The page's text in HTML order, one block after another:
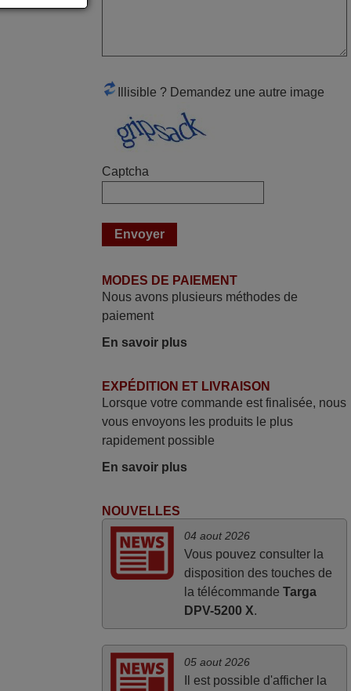
juin 2026
Parfait.. je recommande..!
mai 2026
remplacement pour le vidéo projecteur
émis car le délai de 24h était dépassé,
néanmoins j'ai reçu la télécommande au
cours du 3ème jour ouvré, compatible
avec mon besoin. Concernant la
fonctionnalité de la télécommande, le
des différentes touches. De plus, elle est
directement utilisable moyennant
l'insertion des 2 piles fournies.
JEAN,
FRANCE
Illisible ? Demandez une autre image
Captcha
MODES DE PAIEMENT
Nous avons plusieurs méthodes de
paiement
En savoir plus
EXPÉDITION ET LIVRAISON
Lorsque votre commande est finalisée, nous
vous envoyons les produits le plus
rapidement possible
En savoir plus
NOUVELLES
04 aout 2026
Vous pouvez consulter la
disposition des touches de
la télécommande Targa
DPV-5200 X.
05 aout 2026
Il est possible d'afficher la